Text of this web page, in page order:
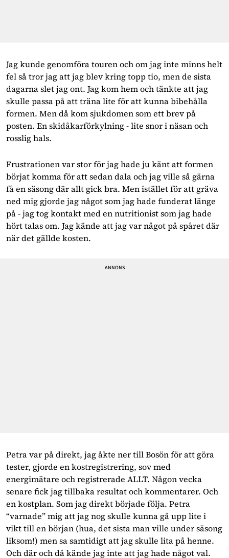
Jag kunde genomföra touren och om jag inte minns helt
fel så tror jag att jag blev kring topp tio, men de sista
dagarna slet jag ont. Jag kom hem och tänkte att jag
skulle passa på att träna lite för att kunna bibehålla
formen. Men då kom sjukdomen som ett brev på
posten. En skidåkarförkylning - lite snor i näsan och
rosslig hals.
Frustrationen var stor för jag hade ju känt att formen
börjat komma för att sedan dala och jag ville så gärna
få en säsong där allt gick bra. Men istället för att gräva
ned mig gjorde jag något som jag hade funderat länge
på - jag tog kontakt med en nutritionist som jag hade
hört talas om. Jag kände att jag var något på spåret där
när det gällde kosten.
Petra var på direkt, jag åkte ner till Bosön för att göra
tester, gjorde en kostregistrering, sov med
energimätare och registrerade ALLT. Någon vecka
senare fick jag tillbaka resultat och kommentarer. Och
en kostplan. Som jag direkt började följa. Petra
“varnade” mig att jag nog skulle kunna gå upp lite i
vikt till en början (hua, det sista man ville under säsong
liksom!) men sa samtidigt att jag skulle lita på henne.
Och där och då kände jag inte att jag hade något val.